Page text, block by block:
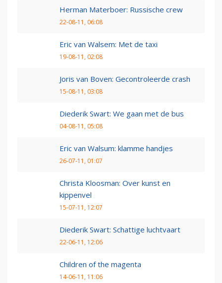
Herman Materboer: Russische crew
22-08-11, 06:08
Eric van Walsem: Met de taxi
19-08-11, 02:08
Joris van Boven: Gecontroleerde crash
15-08-11, 03:08
Diederik Swart: We gaan met de bus
04-08-11, 05:08
Eric van Walsum: klamme handjes
26-07-11, 01:07
Christa Kloosman: Over kunst en
kippenvel
15-07-11, 12:07
Diederik Swart: Schattige luchtvaart
22-06-11, 12:06
Children of the magenta
14-06-11, 11:06